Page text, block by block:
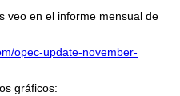
veo en el informe mensual de
opec-update-november-
gráficos: